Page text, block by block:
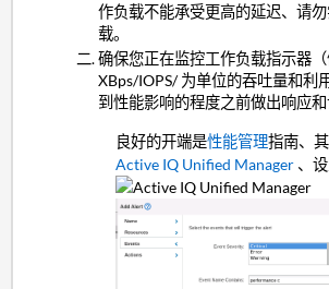
作负载不能承受更高的延迟、请
载。
确保您正在监控工作负载指示器
XBps/IOPS/ 为单位的吞吐量和利
到性能影响的程度之前做出响应和
良好的开端是性能管理指南、
Active IQ Unified Manager、设